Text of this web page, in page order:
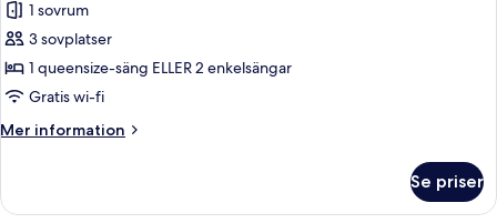
(Sea
för
Dubbelrum
-
utsikt
poolen
1 sovrum
3 sovplatser
1 queensize-säng ELLER 2 enkelsängar
Gratis wi-fi
Mer information
Mer
-
Se priser